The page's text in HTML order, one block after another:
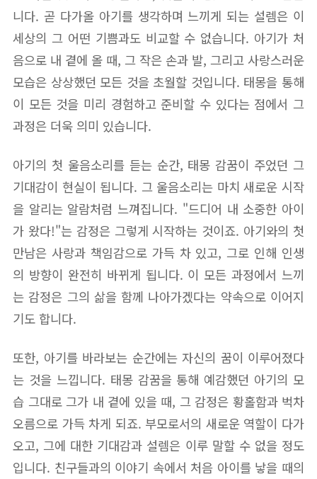
니다. 곧 다가올 아기를 생각하며 느끼게 되는 설렘은 이
세상의 그 어떤 기쁨과도 비교할 수 없습니다. 아기가 처
음으로 내 곁에 올 때, 그 작은 손과 발, 그리고 사랑스러운
모습은 상상했던 모든 것을 초월할 것입니다. 태몽을 통해
이 모든 것을 미리 경험하고 준비할 수 있다는 점에서 그
과정은 더욱 의미 있습니다.
아기의 첫 울음소리를 듣는 순간, 태몽 감꿈이 주었던 그
기대감이 현실이 됩니다. 그 울음소리는 마치 새로운 시작
을 알리는 알람처럼 느껴집니다. "드디어 내 소중한 아이
가 왔다!"는 감정은 그렇게 시작하는 것이죠. 아기와의 첫
만남은 사랑과 책임감으로 가득 차 있고, 그로 인해 인생
의 방향이 완전히 바뀌게 됩니다. 이 모든 과정에서 느끼
는 감정은 그의 삶을 함께 나아가겠다는 약속으로 이어지
기도 합니다.
또한, 아기를 바라보는 순간에는 자신의 꿈이 이루어졌다
는 것을 느낍니다. 태몽 감꿈을 통해 예감했던 아기의 모
습 그대로 그가 내 곁에 있을 때, 그 감정은 황홀함과 벅차
오름으로 가득 차게 되죠. 부모로서의 새로운 역할이 다가
오고, 그에 대한 기대감과 설렘은 이루 말할 수 없을 정도
입니다. 친구들과의 이야기 속에서 처음 아이를 낳을 때의